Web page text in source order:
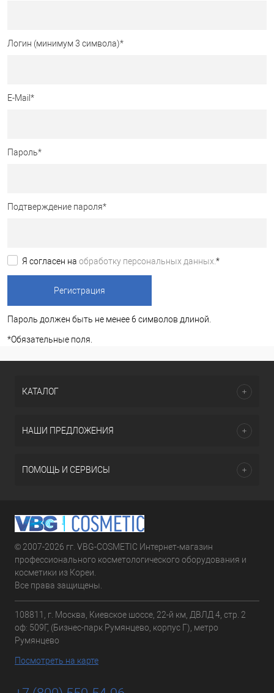
Логин (минимум 3 символа)*
E-Mail *
Пароль*
Подтверждение пароля*
Я согласен на обработку персональных данных. *
Пароль должен быть не менее 6 символов длиной.
*Обязательные поля.
КАТАЛОГ
НАШИ ПРЕДЛОЖЕНИЯ
ПОМОЩЬ И СЕРВИСЫ
© 2007-2026 гг. VBG-COSMETIC Интернет-магазин
профессионального косметологического оборудования и
косметики из Кореи.
Все права защищены.
108811, г. Москва, Киевское шоссе, 22-й км, ДВЛД 4, стр. 2
оф: 509Г, (Бизнес-парк Румянцево, корпус Г), метро
Румянцево
Посмотреть на карте